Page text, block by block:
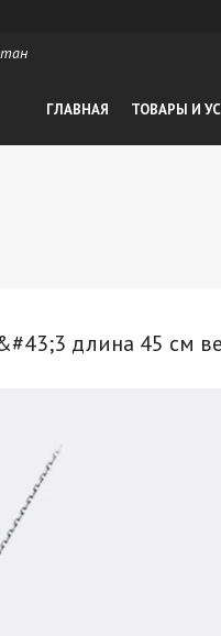
ГЛАВНАЯ ТОВАРЫ И
длина 45 см